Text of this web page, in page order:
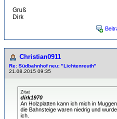
Gruß
Dirk
Christian0911
Re: Südbahnhof neu: "Lichtenreuth"
21.08.2015 09:35
Zitat
dirk1970
An Holzplatten kann ich mich in
die Bahnsteige waren niedrig und
ich.